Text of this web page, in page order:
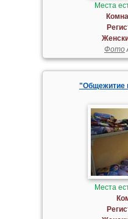
Места
Фото
"Общежитие
Места